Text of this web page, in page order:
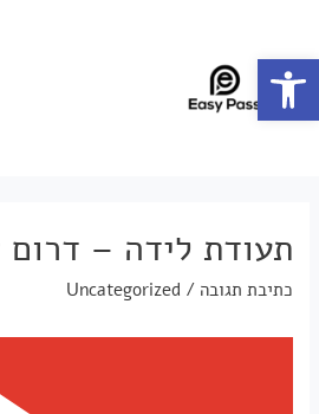
תעודת לידה – דרום
כתיבת תגובה /
Uncategorized
פתח סרגל נגישות